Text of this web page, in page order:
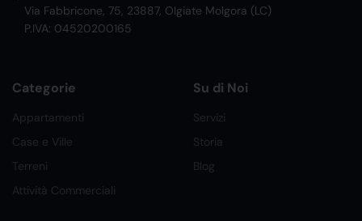
Via Fabbricone, 75, 23887, Olgiate Molgora (LC)
P.IVA: 04520200165
Categorie
Appartamenti
Case e Ville
Terreni
Attività Commerciali
Su di Noi
Servizi
Storia
Blog